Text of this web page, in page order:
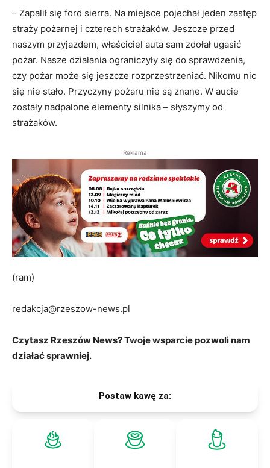
– Zapalił się ford sierra. Na miejsce pojechał jeden zastęp
straży pożarnej i czterech strażaków. Jeszcze przed
naszym przyjazdem, właściciel auta sam zdołał ugasić
pożar. Nasze działania ograniczyły się do sprawdzenia,
czy pożar może się jeszcze rozprzestrzeniać. Nikomu nic
się nie stało. Przyczyny pożaru nie są znane. W aucie
zostały nadpalone elementy silnika – słyszymy od
strażaków.
Reklama
(ram)
redakcja@rzeszow-news.pl
Czytasz Rzeszów News? Twoje wsparcie pozwoli nam
działać sprawniej.
Postaw kawę za: